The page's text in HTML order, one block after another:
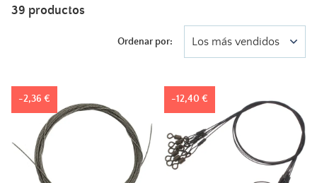
39 productos
Ordenar por: Los más vendidos
-2,36 € -12,40 €